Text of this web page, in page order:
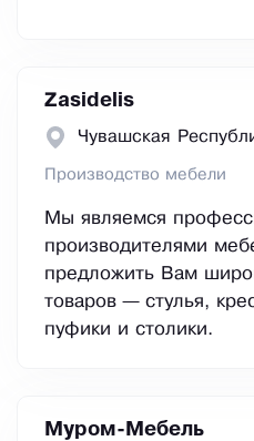
Zasidelis
Чувашская
Производство мебели
Мы являемся
производителями
предложить Вам
товаров — стулья,
пуфики и столики.
Муром-Мебель